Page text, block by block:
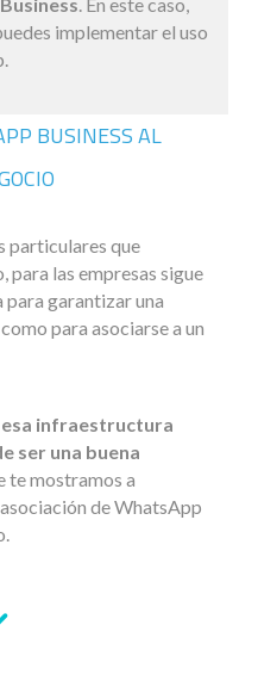
implementar el uso
BUSINESS AL
particulares que
para las empresas sigue
para garantizar una
para asociarse a un
infraestructura
ser una buena
te mostramos a
de WhatsApp